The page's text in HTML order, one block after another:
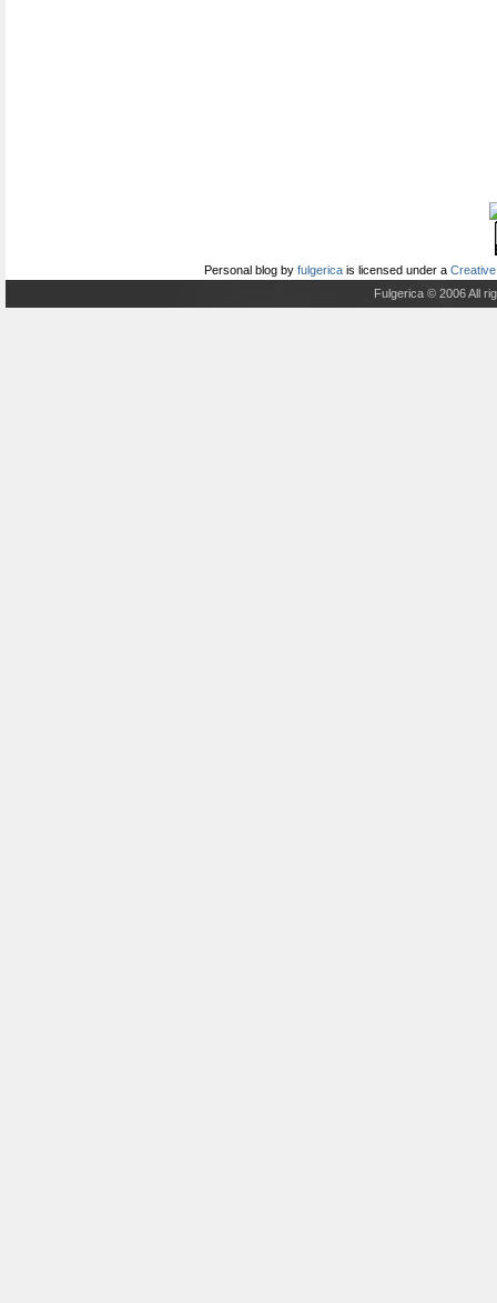
Personal blog by fulgerica is licensed under a
Fulgerica © 2006 All